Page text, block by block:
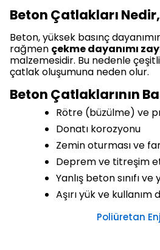
Beton Çatlakları
Beton, yüksek basınç
rağmen çekme dayanımı
malzemesidir. Bu nedenle
çatlak oluşumuna neden olur.
Beton Çatlaklarının
Rötre (büzülme) ve
Donatı korozyonu
Zemin oturması ve
Deprem ve titreşim
Yanlış beton sınıfı
Aşırı yük ve kullanım
Poliüretan